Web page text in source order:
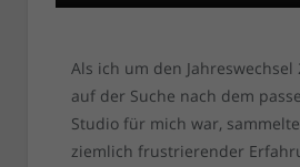
Als ich um den Jahreswechsel
auf der Suche nach dem
Studio für mich war,
ziemlich frustrierender